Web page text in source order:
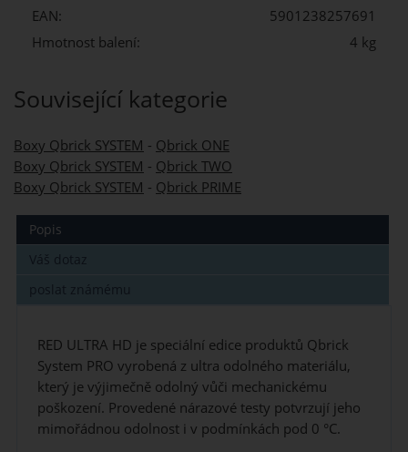
EAN:
5901238257691
Hmotnost balení:
4 kg
Související kategorie
Boxy Qbrick SYSTEM - Qbrick ONE
Boxy Qbrick SYSTEM - Qbrick TWO
Boxy Qbrick SYSTEM - Qbrick PRIME
Popis
Váš dotaz
poslat známému
RED ULTRA HD je speciální edice produktů Qbrick
System PRO vyrobená z ultra odolného materiálu,
který je výjimečně odolný vůči mechanickému
poškození. Provedené nárazové testy potvrzují jeho
mimořádnou odolnost i v podmínkách pod 0 °C.